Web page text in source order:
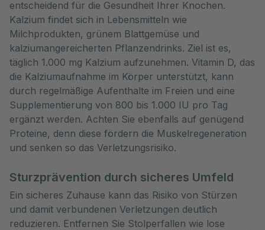
entscheidend für die Gesundheit Ihrer Knochen.
Kalzium findet sich in Lebensmitteln wie
Milchprodukten, grünem Blattgemüse und
kalziumangereicherten Pflanzendrinks. Ziel ist es,
täglich 1.000 mg Kalzium aufzunehmen. Vitamin D, das
die Kalziumaufnahme im Körper unterstützt, kann
durch regelmäßige Aufenthalte im Freien und eine
Supplementierung von 800 bis 1.000 IU pro Tag
ergänzt werden. Achten Sie ebenfalls auf genügend
Proteine, denn diese fördern die Muskelregeneration
und senken so das Verletzungsrisiko.
Sturzprävention durch sicheres Umfeld
Ein sicheres Zuhause kann das Risiko von Stürzen
und damit verbundenen Verletzungen deutlich
reduzieren. Entfernen Sie Stolperfallen wie lose